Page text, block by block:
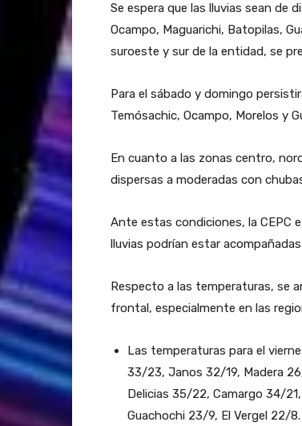
Se espera que las lluvias sean de
Ocampo, Maguarichi, Batopilas,
suroeste y sur de la entidad, se
Para el sábado y domingo
Temósachic, Ocampo, Morelos y
En cuanto a las zonas centro,
dispersas a moderadas con
Ante estas condiciones, la CEPC
lluvias podrían estar
Respecto a las temperaturas, se
frontal, especialmente en las
Las temperaturas para el
33/23, Janos 32/19, Madera
Delicias 35/22, Camargo 34/
Guachochi 23/9, El Vergel 22/8.